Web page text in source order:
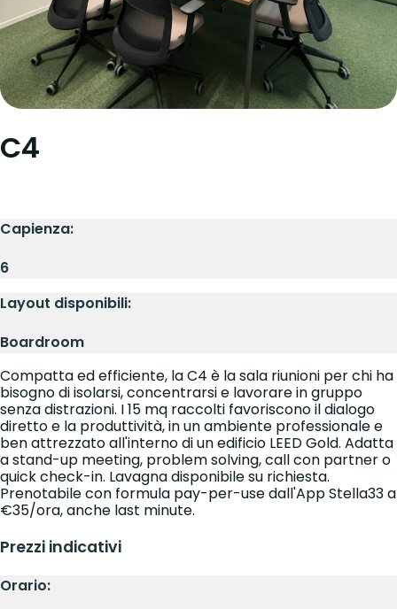
C4
Capienza:
6
Layout disponibili:
Boardroom
Compatta ed efficiente, la C4 è la sala riunioni per chi ha
bisogno di isolarsi, concentrarsi e lavorare in gruppo
senza distrazioni. I 15 mq raccolti favoriscono il dialogo
diretto e la produttività, in un ambiente professionale e
ben attrezzato all'interno di un edificio LEED Gold. Adatta
a stand-up meeting, problem solving, call con partner o
quick check-in. Lavagna disponibile su richiesta.
Prenotabile con formula pay-per-use dall'App Stella33 a
€35/ora, anche last minute.
Prezzi indicativi
Orario: